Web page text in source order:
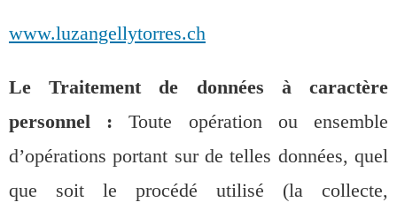
www.luzangellytorres.ch
Le Traitement de données à caractère
personnel :Toute opération ou ensemble
d’opérations portant sur de telles données, quel
que soit le procédé utilisé (la collecte,